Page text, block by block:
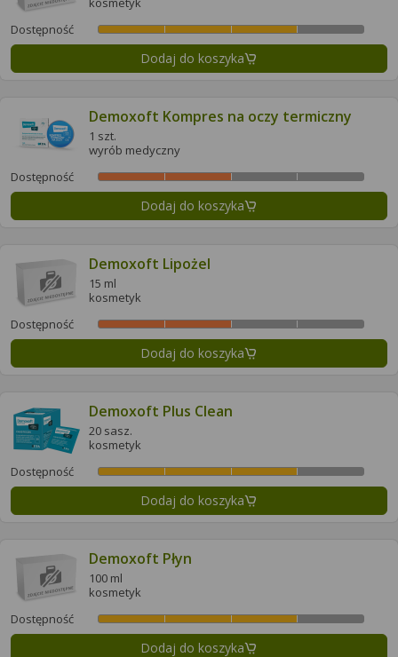
Dostępność
Dodaj do koszyka
Demoxoft Kompres na oczy termiczny
1 szt.
wyrób medyczny
Dostępność
Dodaj do koszyka
Demoxoft Lipożel
15 ml
kosmetyk
Dostępność
Dodaj do koszyka
Demoxoft Plus Clean
20 sasz.
kosmetyk
Dostępność
Dodaj do koszyka
Demoxoft Płyn
100 ml
kosmetyk
Dostępność
Dodaj do koszyka